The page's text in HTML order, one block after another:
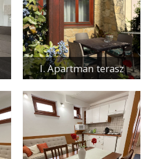
I. Apartman terasz